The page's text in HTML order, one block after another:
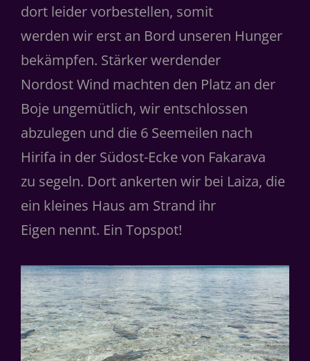
dort leider vorbestellen, somit
werden wir erst an Bord unseren Hunger
bekämpfen. Stärker werdender
Nordost Wind machten den Platz an der
Boje ungemütlich, wir entschlossen
abzulegen und die 6 Seemeilen nach
Hirifa in der Südost-Ecke von Fakarava
zu segeln. Dort ankerten wir bei Laiza, die
ein kleines Haus am Strand ihr
Eigen nennt. Ein Topspot!